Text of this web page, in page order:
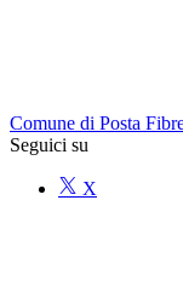
Comune di Posta
Seguici su
X